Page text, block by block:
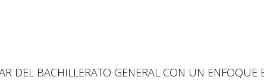
DEL BACHILLERATO GENERAL CON UN ENFOQUE